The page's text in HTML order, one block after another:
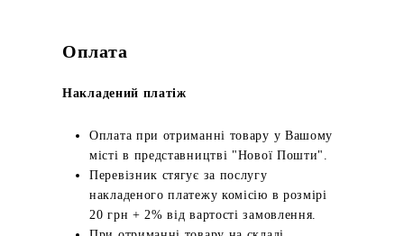
Оплата
Накладений платіж
Оплата при отриманні товару у Вашому
місті в представництві "Нової Пошти".
Перевізник стягує за послугу
накладеного платежу комісію в розмірі
20 грн + 2% від вартості замовлення.